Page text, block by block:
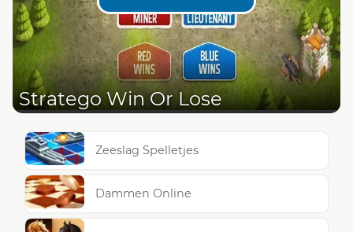
Stratego Win Or Lose
Zeeslag Spelletjes
Dammen Online